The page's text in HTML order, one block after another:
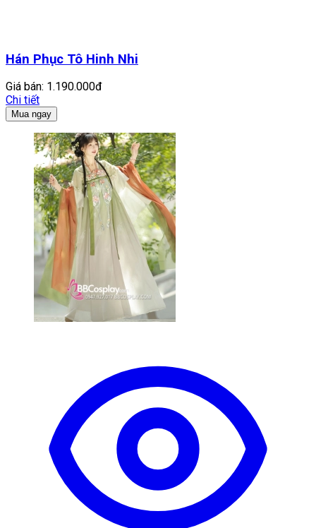
Hán Phục Tô Hinh Nhi
Giá bán: 1.190.000đ
Chi tiết
Mua ngay